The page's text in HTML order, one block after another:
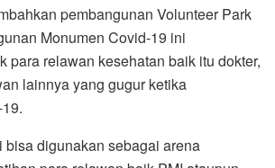
pembangunan Volunteer Park
Monumen Covid-19 ini
para relawan kesehatan baik itu dokter,
lainnya yang gugur ketika
bisa digunakan sebagai arena